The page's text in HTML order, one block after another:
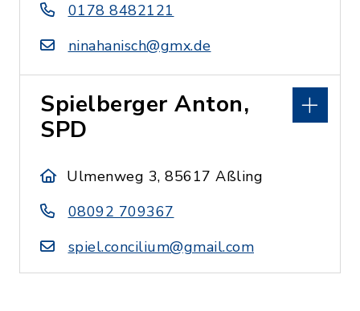
0178 8482121
ninahanisch@gmx.de
Spielberger Anton,
SPD
Ulmenweg 3, 85617 Aßling
08092 709367
spiel.concilium@gmail.com